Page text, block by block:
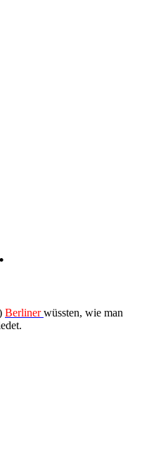
Berliner wüssten, wie man